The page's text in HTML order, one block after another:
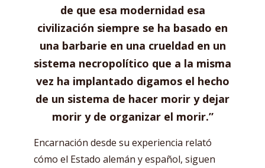
de que esa modernidad esa
civilización siempre se ha basado en
una barbarie en una crueldad en un
sistema necropolítico que a la misma
vez ha implantado digamos el hecho
de un sistema de hacer morir y dejar
morir y de organizar el morir.”
Encarnación desde su experiencia relató
cómo el Estado alemán y español, siguen